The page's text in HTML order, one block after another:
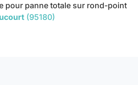
pour panne totale sur rond-point
(95180)